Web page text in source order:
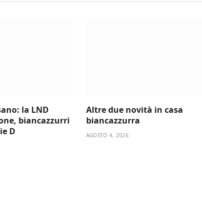
la LND
biancazzurri
D
Altre due novità in casa
biancazzurra
AGOSTO 4, 2026